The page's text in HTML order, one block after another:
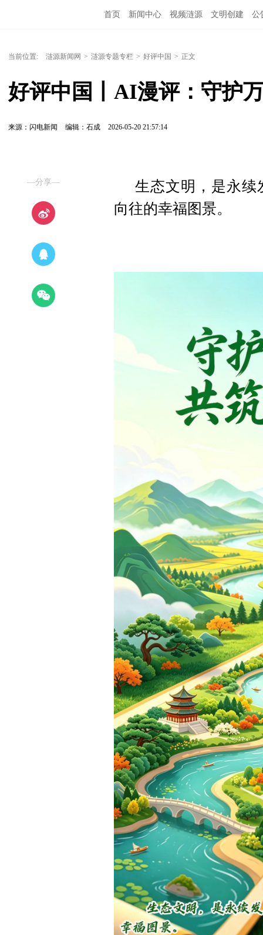
首页 新闻中心 视频涟源 文明创建 公
当前位置: 涟源新闻网 > 涟源专题专栏 > 好评中国 > 正文
好评中国丨AI漫评：守护
来源：闪电新闻 编辑：石成 2026-05-20 21:57:14
—分享—
生态文明，是永续
向往的幸福图景。